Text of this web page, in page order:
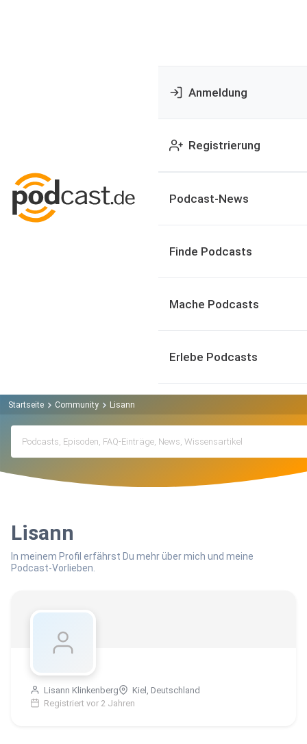
Anmeldung
Registrierung
Podcast-News
Finde Podcasts
Mache Podcasts
Erlebe Podcasts
Startseite Community Lisann
Lisann
In meinem Profil erfährst Du mehr über mich und meine
Podcast-Vorlieben.
Lisann Klinkenberg
Kiel, Deutschland
Registriert vor 2 Jahren